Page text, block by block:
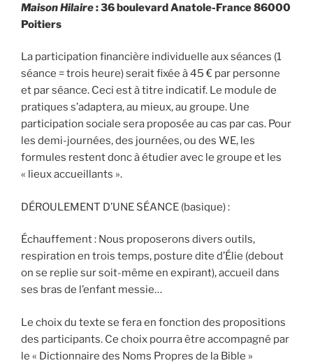
Maison Hilaire: 36 boulevard Anatole-France 86000
Poitiers
La participation financière individuelle aux séances (1
séance = trois heure) serait fixée à 45 € par personne
et par séance. Ceci est à titre indicatif. Le module de
pratiques s’adaptera, au mieux, au groupe. Une
participation sociale sera proposée au cas par cas. Pour
les demi-journées, des journées, ou des WE, les
formules restent donc à étudier avec le groupe et les
« lieux accueillants ».
DÉROULEMENT D’UNE SÉANCE (basique) :
Échauffement : Nous proposerons divers outils,
respiration en trois temps, posture dite d’Élie (debout
on se replie sur soit-même en expirant), accueil dans
ses bras de l’enfant messie…
Le choix du texte se fera en fonction des propositions
des participants. Ce choix pourra être accompagné par
le « Dictionnaire des Noms Propres de la Bible »